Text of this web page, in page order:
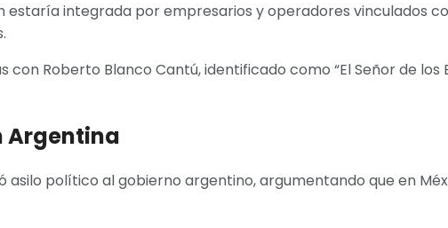
estaría integrada por empresarios y operadores vinculados
Roberto Blanco Cantú, identificado como “El Señor de
Argentina
asilo político al gobierno argentino, argumentando que en